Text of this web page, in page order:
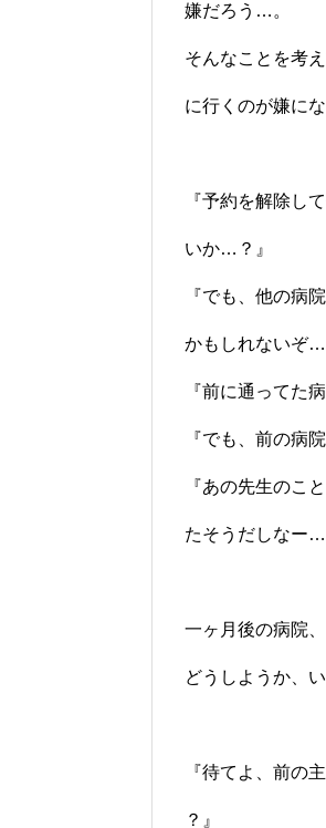
嫌だろう…。
そんなことを考
に行くのが嫌にな
『予約を解除し
いか…？』
『でも、他の病
かもしれないぞ…
『前に通ってた
『でも、前の病
『あの先生のこ
たそうだしなー…
一ヶ月後の病院
どうしようか、
『待てよ、前の
？』